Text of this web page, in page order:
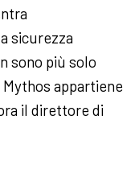
sicurezza
sono più solo
appartiene
il direttore di